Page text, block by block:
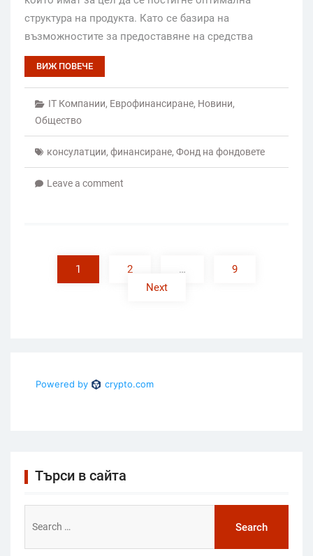
структура на продукта. Като се базира на
възможностите за предоставяне на средства
ВИЖ ПОВЕЧЕ
IT Компании, Еврофинансиране, Новини,
Общество
консулатции, финансиране, Фонд на фондовете
Leave a comment
pagination
1 2 …
9
Next
Търси в сайта
for: